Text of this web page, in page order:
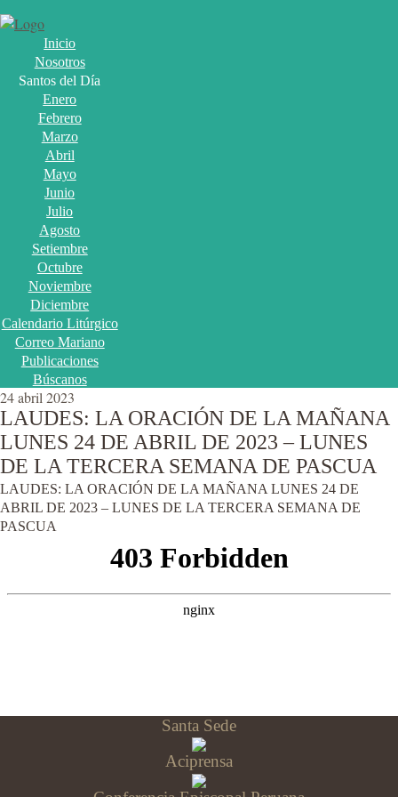
Inicio
Nosotros
Santos del Día
Enero
Febrero
Marzo
Abril
Mayo
Junio
Julio
Agosto
Setiembre
Octubre
Noviembre
Diciembre
Calendario Litúrgico
Correo Mariano
Publicaciones
Búscanos
24 abril 2023
LAUDES: LA ORACIÓN DE LA MAÑANA
LUNES 24 DE ABRIL DE 2023 – LUNES
DE LA TERCERA SEMANA DE PASCUA
LAUDES: LA ORACIÓN DE LA MAÑANA LUNES 24 DE
ABRIL DE 2023 – LUNES DE LA TERCERA SEMANA DE
PASCUA
Santa Sede
Aciprensa